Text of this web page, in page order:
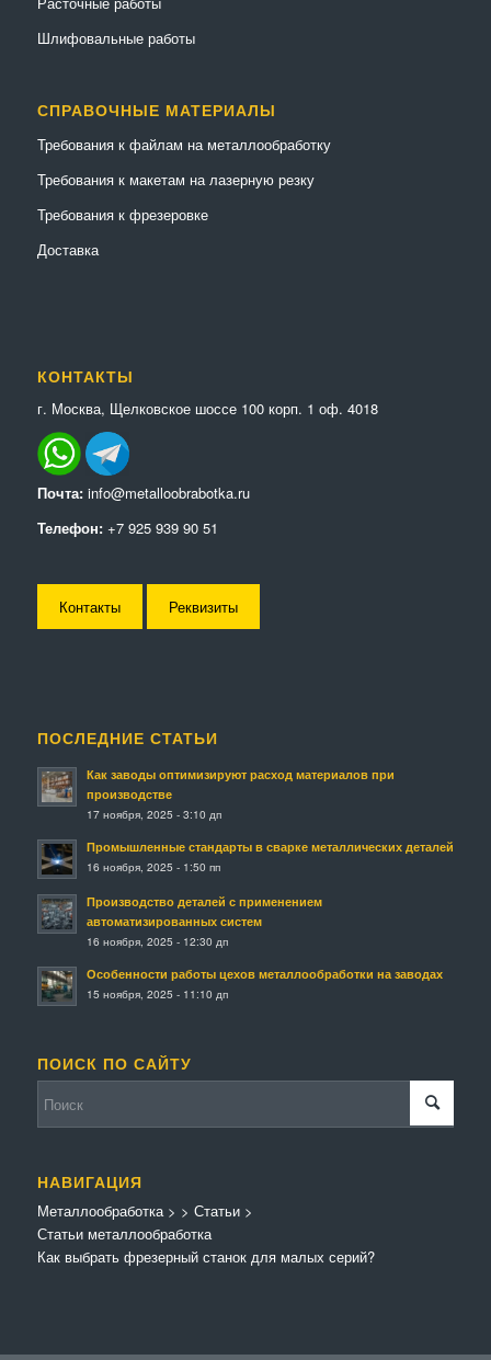
Шлифовальные работы
СПРАВОЧНЫЕ МАТЕРИАЛЫ
Требования к файлам на металлообработку
Требования к макетам на лазерную резку
Требования к фрезеровке
Доставка
КОНТАКТЫ
г. Москва, Щелковское шоссе 100 корп. 1 оф. 4018
Почта: info@metalloobrabotka.ru
Телефон: +7 925 939 90 51
Контакты Реквизиты
ПОСЛЕДНИЕ СТАТЬИ
Как заводы оптимизируют расход материалов при
производстве
17 ноября, 2025 - 3:10 дп
Промышленные стандарты в сварке металлических деталей
16 ноября, 2025 - 1:50 пп
Производство деталей с применением
автоматизированных систем
16 ноября, 2025 - 12:30 дп
Особенности работы цехов металлообработки на заводах
15 ноября, 2025 - 11:10 дп
ПОИСК ПО САЙТУ
НАВИГАЦИЯ
Металлообработка>
Статьи металлообработка
> Статьи>
Как выбрать фрезерный станок для малых серий?